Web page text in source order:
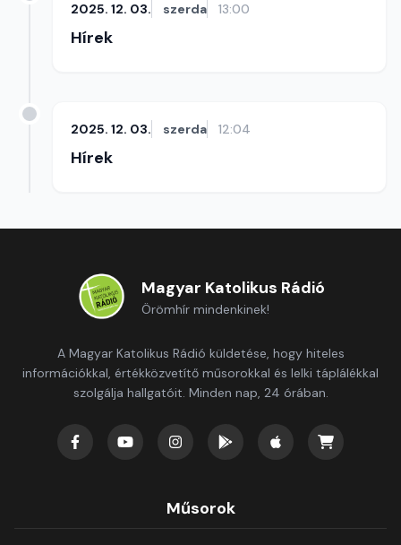
2025. 12. 03. szerda 13:00
Hírek
2025. 12. 03. szerda 12:04
Hírek
Magyar Katolikus Rádió
Örömhír mindenkinek!
A Magyar Katolikus Rádió küldetése, hogy hiteles
információkkal, értékközvetítő műsorokkal és lelki táplálékkal
szolgálja hallgatóit. Minden nap, 24 órában.
Műsorok